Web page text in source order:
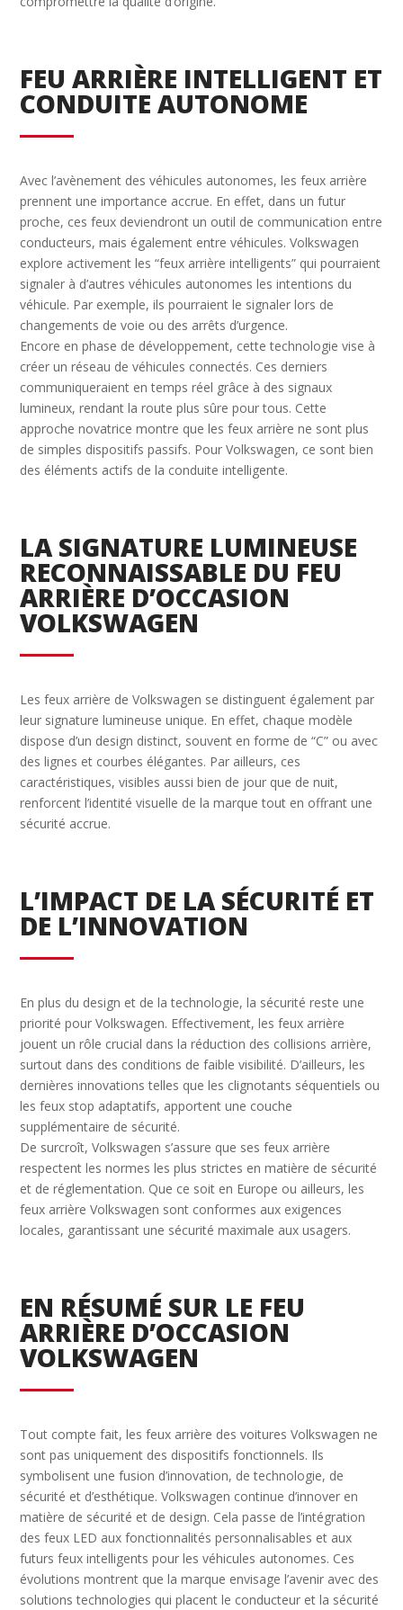
FEU ARRIÈRE INTELLIGENT ET
CONDUITE AUTONOME
Avec l’avènement des véhicules autonomes, les feux arrière
prennent une importance accrue. En effet, dans un futur
proche, ces feux deviendront un outil de communication entre
conducteurs, mais également entre véhicules. Volkswagen
explore activement les “feux arrière intelligents” qui pourraient
signaler à d’autres véhicules autonomes les intentions du
véhicule. Par exemple, ils pourraient le signaler lors de
changements de voie ou des arrêts d’urgence.
Encore en phase de développement, cette technologie vise à
créer un réseau de véhicules connectés. Ces derniers
communiqueraient en temps réel grâce à des signaux
lumineux, rendant la route plus sûre pour tous. Cette
approche novatrice montre que les feux arrière ne sont plus
de simples dispositifs passifs. Pour Volkswagen, ce sont bien
des éléments actifs de la conduite intelligente.
LA SIGNATURE LUMINEUSE
RECONNAISSABLE DU FEU
ARRIÈRE D’OCCASION
VOLKSWAGEN
Les feux arrière de Volkswagen se distinguent également par
leur signature lumineuse unique. En effet, chaque modèle
dispose d’un design distinct, souvent en forme de “C” ou avec
des lignes et courbes élégantes. Par ailleurs, ces
caractéristiques, visibles aussi bien de jour que de nuit,
renforcent l’identité visuelle de la marque tout en offrant une
sécurité accrue.
L’IMPACT DE LA SÉCURITÉ ET
DE L’INNOVATION
En plus du design et de la technologie, la sécurité reste une
priorité pour Volkswagen. Effectivement, les feux arrière
jouent un rôle crucial dans la réduction des collisions arrière,
surtout dans des conditions de faible visibilité. D’ailleurs, les
dernières innovations telles que les clignotants séquentiels ou
les feux stop adaptatifs, apportent une couche
supplémentaire de sécurité.
De surcroît, Volkswagen s’assure que ses feux arrière
respectent les normes les plus strictes en matière de sécurité
et de réglementation. Que ce soit en Europe ou ailleurs, les
feux arrière Volkswagen sont conformes aux exigences
locales, garantissant une sécurité maximale aux usagers.
EN RÉSUMÉ SUR LE FEU
ARRIÈRE D’OCCASION
VOLKSWAGEN
Tout compte fait, les feux arrière des voitures Volkswagen ne
sont pas uniquement des dispositifs fonctionnels. Ils
symbolisent une fusion d’innovation, de technologie, de
sécurité et d’esthétique. Volkswagen continue d’innover en
matière de sécurité et de design. Cela passe de l’intégration
des feux LED aux fonctionnalités personnalisables et aux
futurs feux intelligents pour les véhicules autonomes. Ces
évolutions montrent que la marque envisage l’avenir avec des
solutions technologies qui placent le conducteur et la sécurité